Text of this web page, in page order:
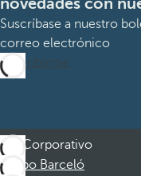
Suscríbase a nuestro
correo electrónico
Suscribirme
Corporativo
Grupo Barceló